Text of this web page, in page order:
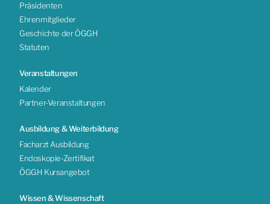
Präsidenten
Ehrenmitglieder
Geschichte der ÖGGH
Statuten
Veranstaltungen
Kalender
Partner-Veranstaltungen
Ausbildung & Weiterbildung
Facharzt Ausbildung
Endoskopie-Zertifikat
ÖGGH Kursangebot
Wissen & Wissenschaft